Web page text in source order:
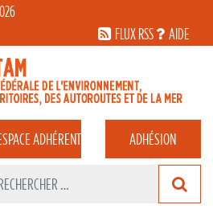
FLUX RSS
AIDE
ADHÉRENT ADHÉSION